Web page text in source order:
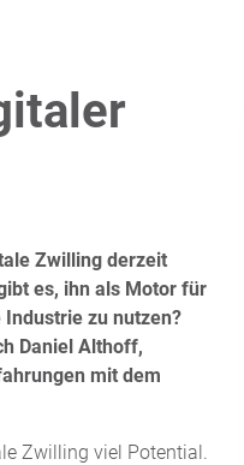
Zwilling derzeit
es, ihn als Motor für
zu nutzen?
Daniel Althoff,
mit dem
Zwilling viel Potential.